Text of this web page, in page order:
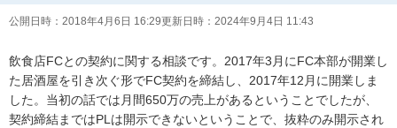
公開日時： 2018年4月6日 16:29更新日時： 2024年9月4日 11:43
飲食店FCとの契約に関する相談です。2017年3月にFC本部が開業し
た居酒屋を引き次ぐ形でFC契約を締結し、2017年12月に開業しま
した。当初の話では月間650万の売上があるということでしたが、
契約締結まではPLは開示できないということで、抜粋のみ開示され